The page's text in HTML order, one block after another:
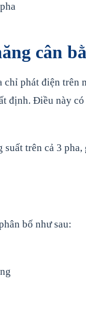
cân
phát điện
định. Điều này
trên cả 3
bố như sau: